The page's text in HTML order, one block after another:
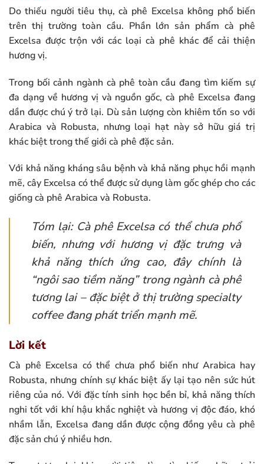
Do thiếu người tiêu thụ, cà phê Excelsa không phổ biến
trên thị trường toàn cầu. Phần lớn sản phẩm cà phê
Excelsa được trộn với các loại cà phê khác để cải thiện
hương vị.
Trong bối cảnh ngành cà phê toàn cầu đang tìm kiếm sự
đa dạng về hương vị và nguồn gốc, cà phê Excelsa đang
dần được chú ý trở lại. Dù sản lượng còn khiêm tốn so với
Arabica và Robusta, nhưng loại hạt này sở hữu giá trị
khác biệt trong thế giới cà phê đặc sản.
Với khả năng kháng sâu bệnh và khả năng phục hồi mạnh
mẽ, cây Excelsa có thể được sử dụng làm gốc ghép cho các
giống cà phê Arabica và Robusta.
Tóm lại: Cà phê Excelsa có thể chưa phổ
biến, nhưng với hương vị đặc trưng và
khả năng thích ứng cao, đây chính là
“ngôi sao tiềm năng” trong ngành cà phê
tương lai – đặc biệt ở thị trường specialty
coffee đang phát triển mạnh mẽ.
Lời kết
Cà phê Excelsa có thể chưa phổ biến như Arabica hay
Robusta, nhưng chính sự khác biệt ấy lại tạo nên sức hút
riêng của nó. Với đặc tính sinh học bền bỉ, khả năng thích
nghi tốt với khí hậu khắc nghiệt và hương vị độc đáo, khó
nhầm lẫn, Excelsa đang dần được cộng đồng yêu cà phê
đặc sản chú ý nhiều hơn.